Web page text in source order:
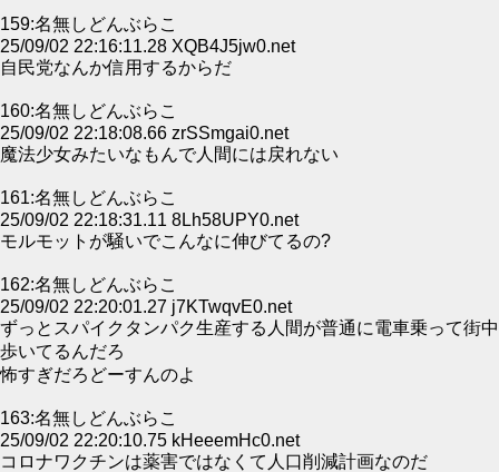
159:名無しどんぶらこ
25/09/02 22:16:11.28 XQB4J5jw0.net
自民党なんか信用するからだ
160:名無しどんぶらこ
25/09/02 22:18:08.66 zrSSmgai0.net
魔法少女みたいなもんで人間には戻れない
161:名無しどんぶらこ
25/09/02 22:18:31.11 8Lh58UPY0.net
モルモットが騒いでこんなに伸びてるの?
162:名無しどんぶらこ
25/09/02 22:20:01.27 j7KTwqvE0.net
ずっとスパイクタンパク生産する人間が普通に電車乗って街中
歩いてるんだろ
怖すぎだろどーすんのよ
163:名無しどんぶらこ
25/09/02 22:20:10.75 kHeeemHc0.net
コロナワクチンは薬害ではなくて人口削減計画なのだ